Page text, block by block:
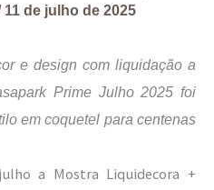
11 de julho de 2025
e design com liquidação a
Prime Julho 2025 foi
em coquetel para centenas
a Mostra Liquidecora +